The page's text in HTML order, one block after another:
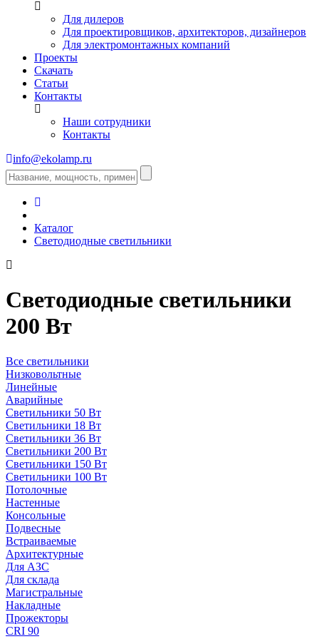
Для дилеров
Для проектировщиков, архитекторов, дизайнеров
Для электромонтажных компаний
Проекты
Скачать
Статьи
Контакты
Наши сотрудники
Контакты
info@ekolamp.ru
Каталог
Светодиодные светильники
Светодиодные светильники
200 Вт
Все светильники
Низковольтные
Линейные
Аварийные
Светильники 50 Вт
Светильники 18 Вт
Светильники 36 Вт
Светильники 200 Вт
Светильники 150 Вт
Светильники 100 Вт
Потолочные
Настенные
Консольные
Подвесные
Встраиваемые
Архитектурные
Для АЗС
Для склада
Магистральные
Накладные
Прожекторы
CRI 90